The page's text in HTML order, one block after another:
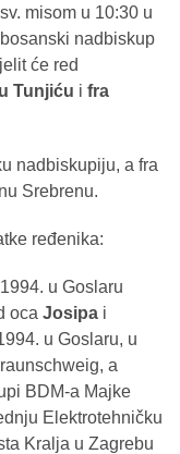
misom u 10:30 u
nadbiskup
će red
Tunjiću i fra
nadbiskupiju, a fra
Srebrenu.
ređenika:
u Goslaru
oca Josipa i
u Goslaru, u
a
BDM-a Majke
Elektrotehničku
Kralja u Zagrebu